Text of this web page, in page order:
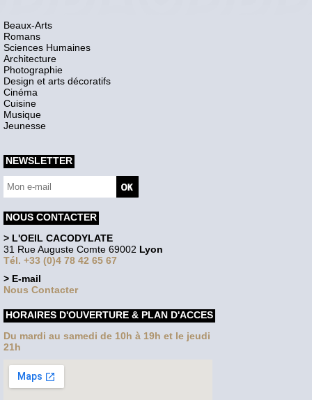
Beaux-Arts
Romans
Sciences Humaines
Architecture
Photographie
Design et arts décoratifs
Cinéma
Cuisine
Musique
Jeunesse
NEWSLETTER
NOUS CONTACTER
> L'OEIL CACODYLATE
31 Rue Auguste Comte 69002 Lyon
Tél. +33 (0)4 78 42 65 67
> E-mail
Nous Contacter
HORAIRES D'OUVERTURE & PLAN D'ACCES
Du mardi au samedi de 10h à 19h et le jeudi
21h